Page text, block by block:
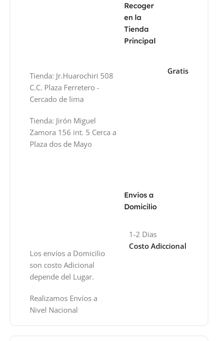
Recoger
en la
Tienda
Principal
Tienda: Jr.Huarochiri 508
C.C. Plaza Ferretero -
Cercado de lima
Tienda: Jirón Miguel
Zamora 156 int. 5 Cerca a
Plaza dos de Mayo
Gratis
Envíos a
Domicilio
Los envíos a Domicilio
son costo Adicional
depende del Lugar.
Realizamos Envíos a
Nivel Nacional
1-2 Dias
Costo Adiccional